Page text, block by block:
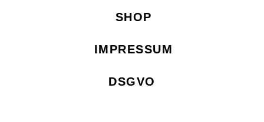
SHOP
IMPRESSUM
DSGVO